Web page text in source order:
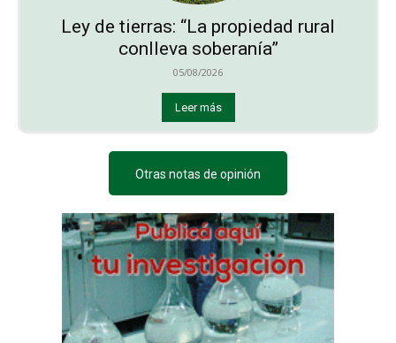
Ley de tierras: “La propiedad rural
conlleva soberanía”
05/08/2026
Leer más
Otras notas de opinión